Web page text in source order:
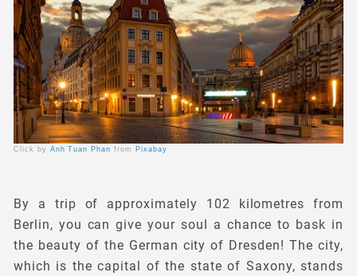
Click by Anh Tuan Phan from Pixabay
By a trip of approximately 102 kilometres from
Berlin, you can give your soul a chance to bask in
the beauty of the German city of Dresden! The city,
which is the capital of the state of Saxony, stands